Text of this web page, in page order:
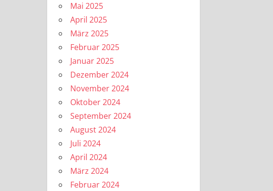
Mai 2025
April 2025
März 2025
Februar 2025
Januar 2025
Dezember 2024
November 2024
Oktober 2024
September 2024
August 2024
Juli 2024
April 2024
März 2024
Februar 2024